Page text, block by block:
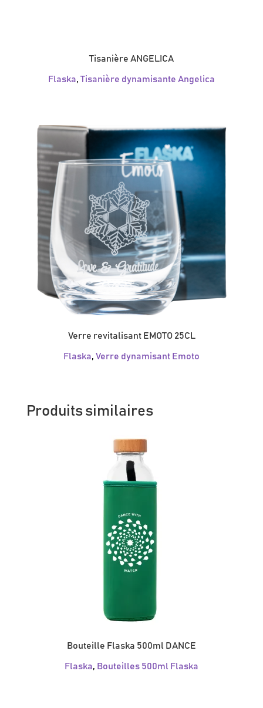
Tisanière ANGELICA
Flaska,Tisanière dynamisante Angelica
Verre revitalisant EMOTO 25CL
Flaska, Verre dynamisant Emoto
Produits similaires
Bouteille Flaska 500ml DANCE
Flaska, Bouteilles 500ml Flaska